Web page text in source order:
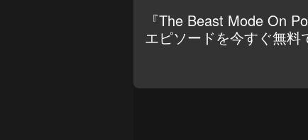
『The Beast Mode On
エピソードを今すぐ無料